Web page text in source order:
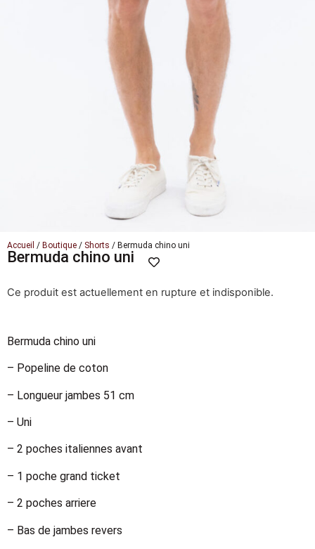
Accueil / Boutique / Shorts / Bermuda chino uni
Bermuda chino uni
Ce produit est actuellement en rupture et indisponible.
Bermuda chino uni
– Popeline de coton
– Longueur jambes 51 cm
– Uni
– 2 poches italiennes avant
– 1 poche grand ticket
– 2 poches arriere
– Bas de jambes revers